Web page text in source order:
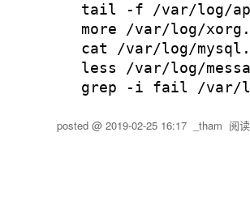
tail -f /var/log/
more /var/log/
cat /var/log/
less /var/log/
grep -i fail /var/
posted @ 2019-02-25 16:17 _tham 阅